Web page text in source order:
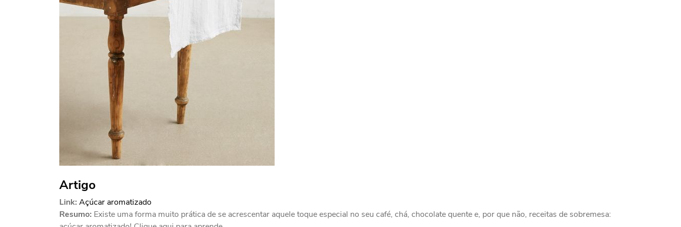
Artigo
Link: Açúcar aromatizado
Resumo: Existe uma forma muito prática de se acrescentar aquele toque especial no seu café, chá, chocolate quente e, por que não, receitas de sobremesa: